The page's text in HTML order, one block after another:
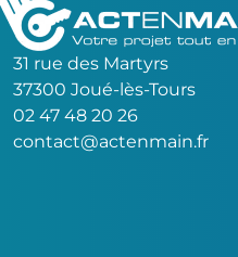
31 rue des Martyrs
37300 Joué-lès-Tours
02 47 48 20 26
contact@actenmain.fr